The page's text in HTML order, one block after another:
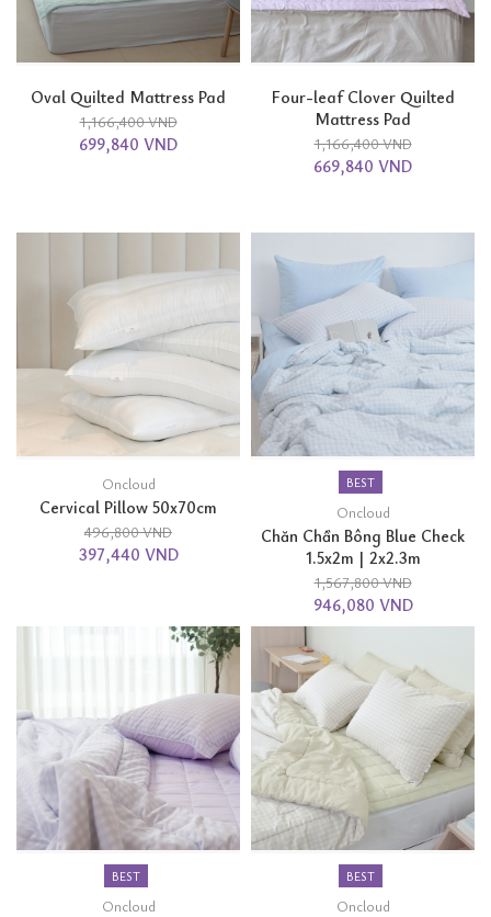
Oval Quilted Mattress Pad
1,166,400 VND
699,840 VND
Four-leaf Clover Quilted
Mattress Pad
1,166,400 VND
669,840 VND
Oncloud
Cervical Pillow 50x70cm
496,800 VND
397,440 VND
BEST
Oncloud
Chăn Chần Bông Blue Check
1.5x2m | 2x2.3m
1,567,800 VND
946,080 VND
BEST
Oncloud
BEST
Oncloud